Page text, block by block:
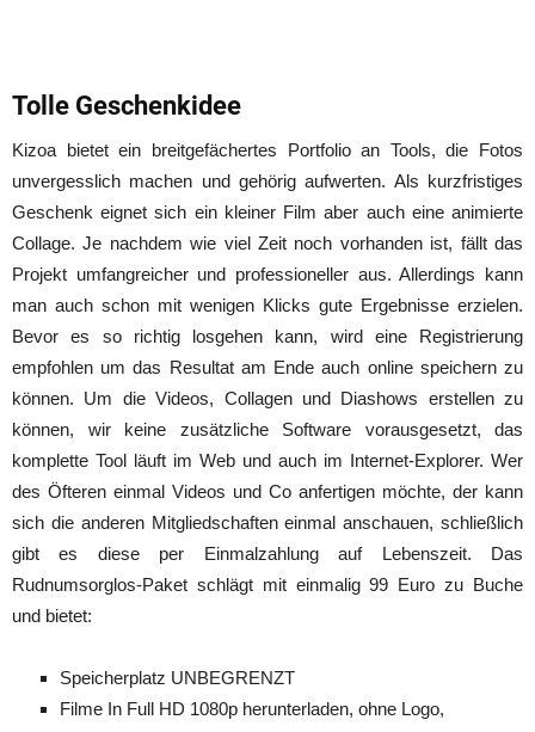
Tolle Geschenkidee
Kizoa bietet ein breitgefächertes Portfolio an Tools, die Fotos
unvergesslich machen und gehörig aufwerten. Als kurzfristiges
Geschenk eignet sich ein kleiner Film aber auch eine animierte
Collage. Je nachdem wie viel Zeit noch vorhanden ist, fällt das
Projekt umfangreicher und professioneller aus. Allerdings kann
man auch schon mit wenigen Klicks gute Ergebnisse erzielen.
Bevor es so richtig losgehen kann, wird eine Registrierung
empfohlen um das Resultat am Ende auch online speichern zu
können. Um die Videos, Collagen und Diashows erstellen zu
können, wir keine zusätzliche Software vorausgesetzt, das
komplette Tool läuft im Web und auch im Internet-Explorer. Wer
des Öfteren einmal Videos und Co anfertigen möchte, der kann
sich die anderen Mitgliedschaften einmal anschauen, schließlich
gibt es diese per Einmalzahlung auf Lebenszeit. Das
Rudnumsorglos-Paket schlägt mit einmalig 99 Euro zu Buche
und bietet:
Speicherplatz UNBEGRENZT
Filme In Full HD 1080p herunterladen, ohne Logo,